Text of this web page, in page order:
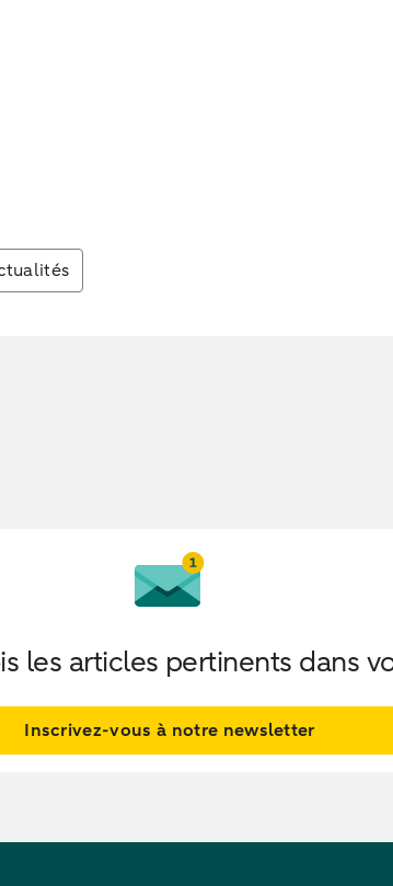
les articles pertinents dans
Inscrivez-vous à notre newsletter